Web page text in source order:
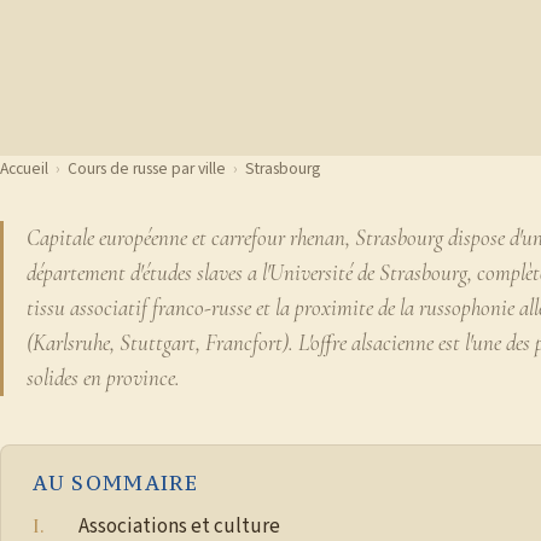
Accueil › Cours de russe par ville › Strasbourg
Capitale européenne et carrefour rhenan, Strasbourg dispose d'un
département d'études slaves a l'Université de Strasbourg,
tissu associatif franco-russe et la proximite de la russophonie
(Karlsruhe, Stuttgart, Francfort). L'offre alsacienne est l'une des
solides en province.
AU SOMMAIRE
Associations et culture